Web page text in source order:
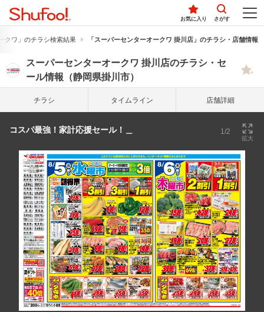
お気に入り さがす
クワ」のチラシ検索結果 「スーパーセンターオークワ 掛川店」のチラシ・店舗情報
スーパーセンターオークワ 掛川店のチラシ・セ
ール情報（静岡県掛川市）
チラシ タイム ライン 店舗詳細
コスパ最強！家計応援セール！＿ 1/2
拡大